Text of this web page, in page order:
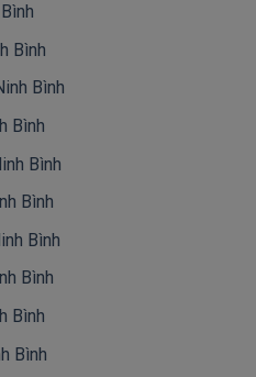
Bình
Bình
Bình
Bình
Bình
Bình
Bình
Bình
Bình